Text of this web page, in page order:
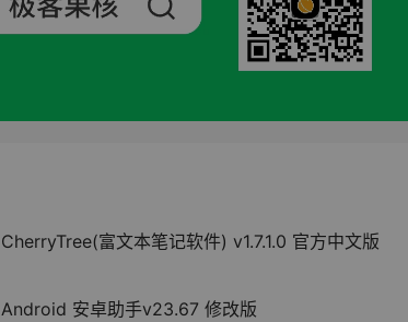
CherryTree(富文本笔记软件) v1.7.1.0 官方中文版
Android 安卓助手v23.67 修改版